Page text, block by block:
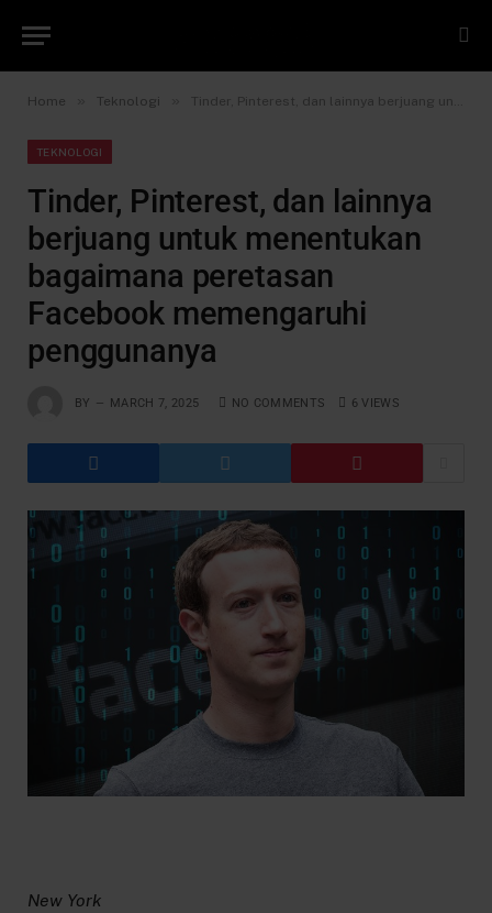
Home Teknologi Tinder, Pinterest, dan lainnya berjuang untuk menentukan bagaimana peretasan Facebook memengaruhi penggunanya
TEKNOLOGI
Tinder, Pinterest, dan lainnya
berjuang untuk menentukan
bagaimana peretasan
Facebook memengaruhi
penggunanya
BY MARCH 7, 2025 NO COMMENTS 6VIEWS
New York